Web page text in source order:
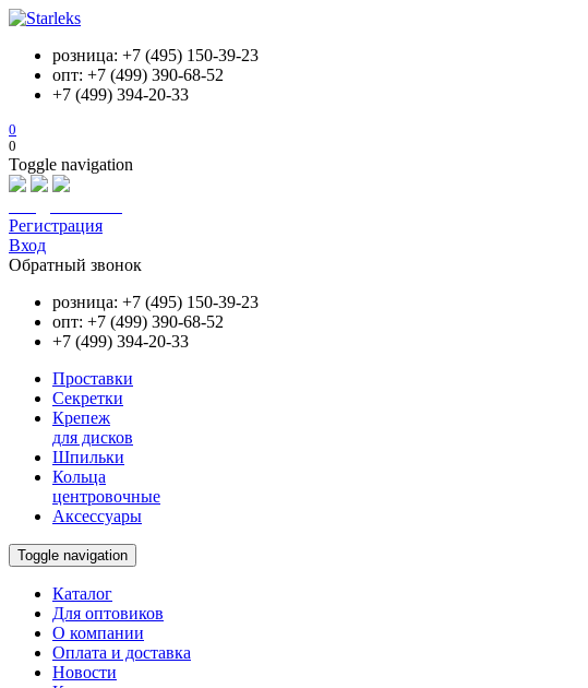
розница: +7 (495) 150-39-23
опт: +7 (499) 390-68-52
+7 (499) 394-20-33
0
0
Toggle navigation
Регистрация
Вход
Обратный звонок
розница: +7 (495) 150-39-23
опт: +7 (499) 390-68-52
+7 (499) 394-20-33
Проставки
Секретки
Крепеж
для дисков
Шпильки
Кольца
центровочные
Аксессуары
Toggle navigation
Каталог
Для оптовиков
О компании
Оплата и доставка
Новости